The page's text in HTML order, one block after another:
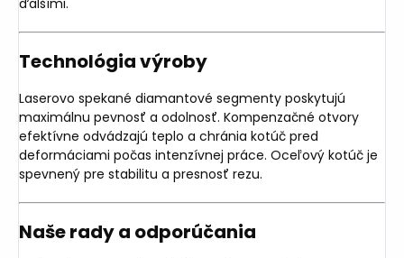
Technológia výroby
Laserovo spekané diamantové segmenty poskytujú
maximálnu pevnosť a odolnosť. Kompenzačné otvory
efektívne odvádzajú teplo a chránia kotúč pred
deformáciami počas intenzívnej práce. Oceľový kotúč je
spevnený pre stabilitu a presnosť rezu.
Naše rady a odporúčania